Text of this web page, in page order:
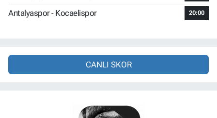
Antalyaspor - Kocaelispor 20:00
CANLI SKOR